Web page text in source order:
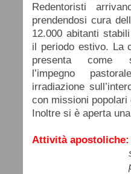
Redentoristi
prendendosi cura
12.000 abitanti
il periodo estivo. La
presenta come
l’impegno
irradiazione
con missioni
Inoltre si è aperta
Attività apostoliche: